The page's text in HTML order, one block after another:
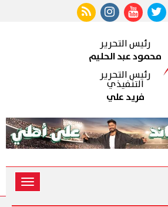
رئيس التحرير
محمود عبد الحليم
رئيس التحرير
التنفيذي
فريد علي
Toggle